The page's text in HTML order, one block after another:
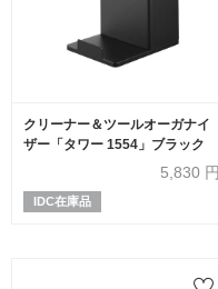
クリーナー＆ツールオーガナイ
ザー「タワー 1554」ブラック
5,830 円
IDC在庫品